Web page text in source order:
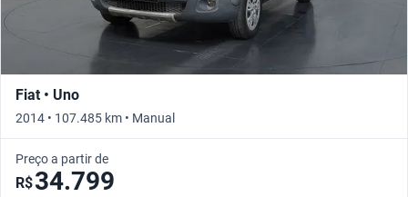
Fiat • Uno
2014 • 107.485 km • Manual
Preço a partir de
R$34.799